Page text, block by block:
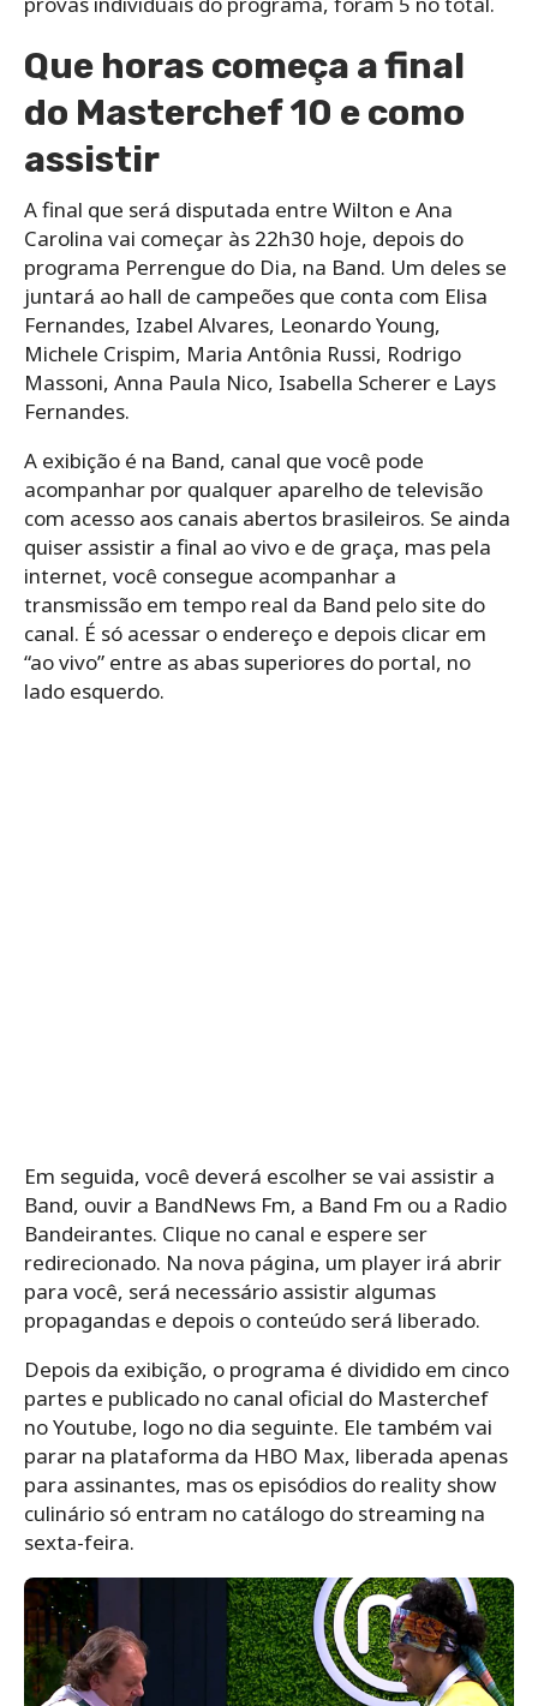
Que horas começa a final
do Masterchef 10 e como
assistir
A final que será disputada entre Wilton e Ana
Carolina vai começar às 22h30 hoje, depois do
programa Perrengue do Dia, na Band. Um deles se
juntará ao hall de campeões que conta com Elisa
Fernandes, Izabel Alvares, Leonardo Young,
Michele Crispim, Maria Antônia Russi, Rodrigo
Massoni, Anna Paula Nico, Isabella Scherer e Lays
Fernandes.
A exibição é na Band, canal que você pode
acompanhar por qualquer aparelho de televisão
com acesso aos canais abertos brasileiros. Se ainda
quiser assistir a final ao vivo e de graça, mas pela
internet, você consegue acompanhar a
transmissão em tempo real da Band pelo site do
canal. É só acessar o endereço e depois clicar em
“ao vivo” entre as abas superiores do portal, no
lado esquerdo.
Em seguida, você deverá escolher se vai assistir a
Band, ouvir a BandNews Fm, a Band Fm ou a Radio
Bandeirantes. Clique no canal e espere ser
redirecionado. Na nova página, um player irá abrir
para você, será necessário assistir algumas
propagandas e depois o conteúdo será liberado.
Depois da exibição, o programa é dividido em cinco
partes e publicado no canal oficial do Masterchef
no Youtube, logo no dia seguinte. Ele também vai
parar na plataforma da HBO Max, liberada apenas
para assinantes, mas os episódios do reality show
culinário só entram no catálogo do streaming na
sexta-feira.